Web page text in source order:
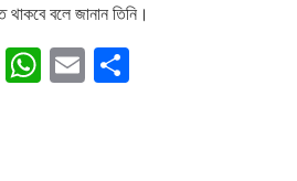
বলে জানান তিনি।
Messenger
WhatsApp
Email